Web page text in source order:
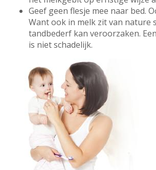
Geef geen flesje mee naar bed.
Want ook in melk zit van nature
tandbederf kan veroorzaken.
is niet schadelijk.